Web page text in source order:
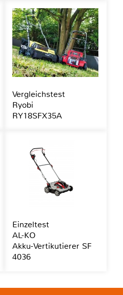
Vergleichstest
Ryobi
RY18SFX35A
Einzeltest
AL-KO
Akku-Vertikutierer SF
4036